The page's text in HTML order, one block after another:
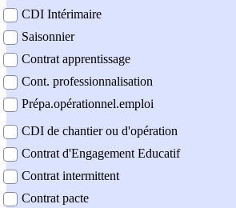
CDI Intérimaire
Saisonnier
Contrat apprentissage
Cont. professionnalisation
Prépa.opérationnel.emploi
CDI de chantier ou d'opération
Contrat d'Engagement Educatif
Contrat intermittent
Contrat pacte